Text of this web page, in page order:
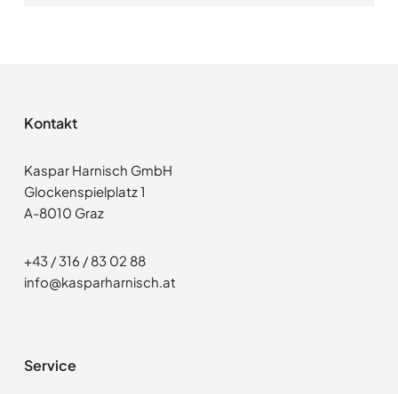
Kontakt
Kaspar Harnisch GmbH
Glockenspielplatz 1
A-8010 Graz
+43 / 316 / 83 02 88
info@kasparharnisch.at
Service